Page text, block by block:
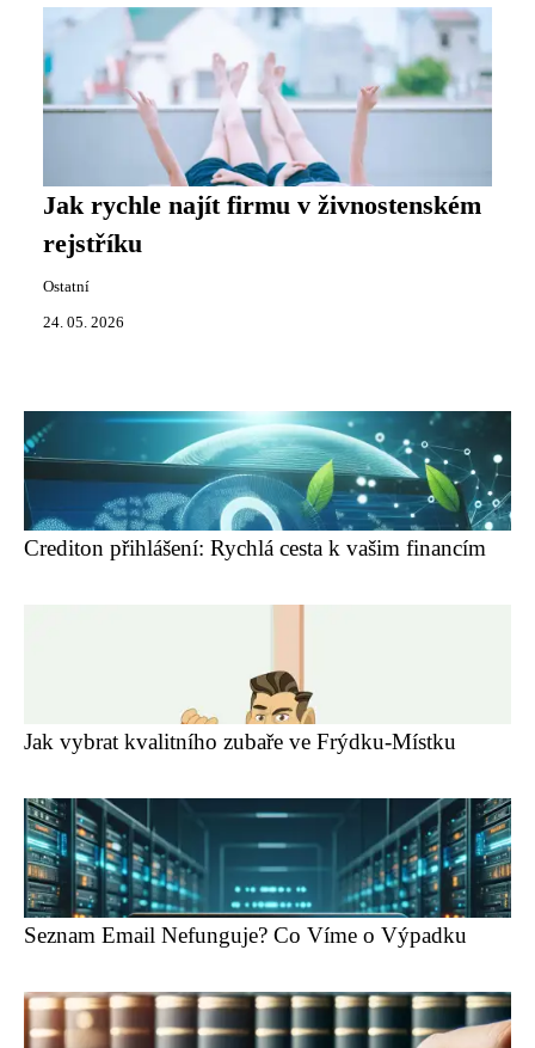
Jak rychle najít firmu v živnostenském
rejstříku
Ostatní
24. 05. 2026
Crediton přihlášení: Rychlá cesta k vašim financím
Jak vybrat kvalitního zubaře ve Frýdku-Místku
Seznam Email Nefunguje? Co Víme o Výpadku